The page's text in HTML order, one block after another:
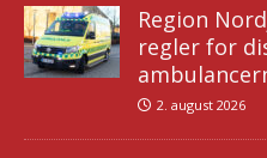
Region
regler for
2. august 2026